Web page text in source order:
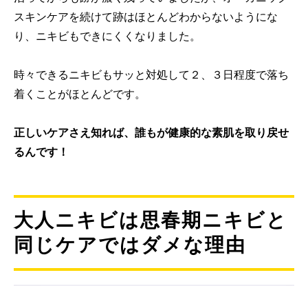
スキンケアを続けて跡はほとんどわからないようにな
り、ニキビもできにくくなりました。
時々できるニキビもサッと対処して２、３日程度で落ち
着くことがほとんどです。
正しいケアさえ知れば、誰もが健康的な素肌を取り戻せ
るんです！
大人ニキビは思春期ニキビと
同じケアではダメな理由